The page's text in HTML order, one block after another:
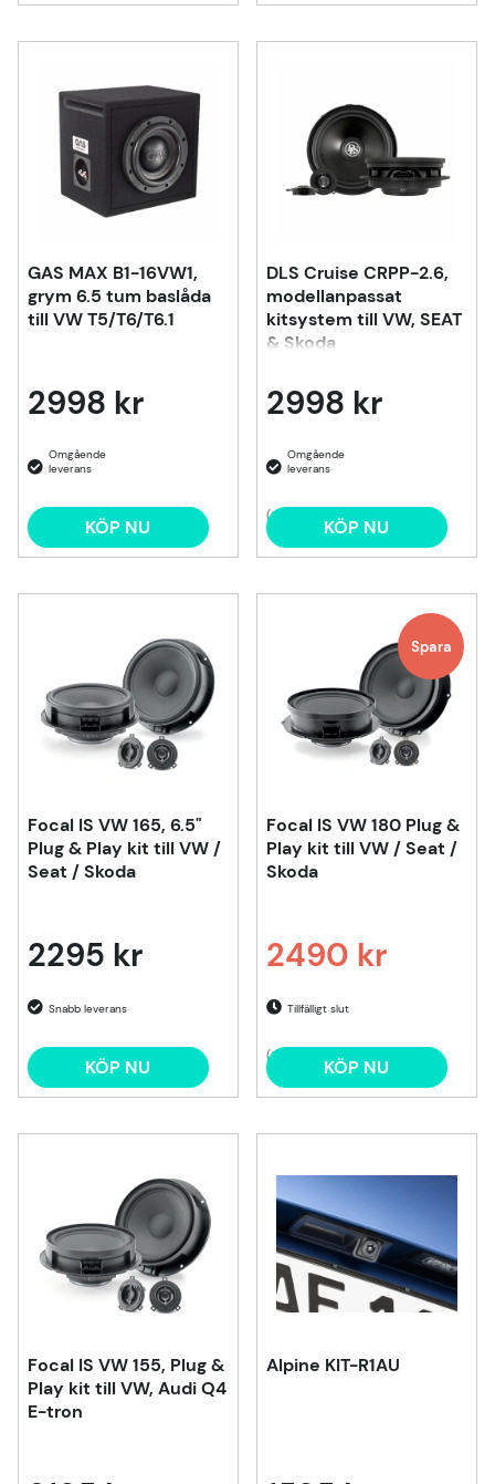
GAS MAX B1-16VW1,
grym 6.5 tum baslåda
till VW T5/T6/T6.1
2998 kr
KÖP NU
DLS Cruise CRPP-2.6,
modellanpassat
kitsystem till VW, SEAT
& Skoda
2998 kr
(2) KÖP NU
Focal IS VW 165, 6.5"
Plug & Play kit till VW /
Seat / Skoda
2295 kr
KÖP NU
Spara
Focal IS VW 180 Plug &
Play kit till VW / Seat /
Skoda
2490 kr
Ordinarie pris:
Tillfälligt slut
(3) KÖP NU
Focal IS VW 155, Plug &
Play kit till VW, Audi Q4
E-tron
Alpine KIT-R1AU